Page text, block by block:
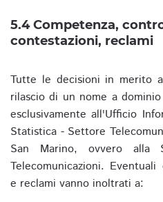
5.4 Competenza,
contestazioni, reclami
Tutte le decisioni in merito
rilascio di un nome a
esclusivamente all'Ufficio
Statistica - Settore
San Marino, ovvero alla
Telecomunicazioni.
e reclami vanno inoltrati a: